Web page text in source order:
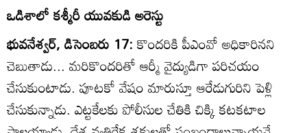
ఒడిశాలో కశ్మీరీ యువకుడి అరెస్టు
భువనేశ్వర్‌, డిసెంబరు 17:కొందరికి పీఎంవో అధికారినని
చెబుతాడు... మరికొందరితో ఆర్మీ వైద్యుడిగా పరిచయం
చేసుకుంటాడు. పూటకో వేషం మారుస్తూ ఆరేడుగురిని పెళ్లి
చేసుకున్నాడు. ఎట్టకేలకు పోలీసుల చేతికి చిక్కి కటకటాల